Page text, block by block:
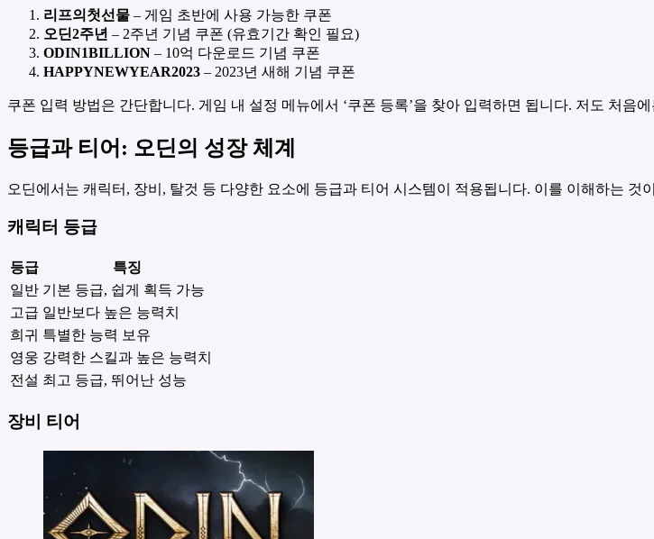
리프의첫선물 – 게임 초반에 사용 가능한 쿠폰
오딘2주년 – 2주년 기념 쿠폰 (유효기간 확인 필요)
ODIN1BILLION – 10억 다운로드 기념 쿠폰
HAPPYNEWYEAR2023 – 2023년 새해 기념 쿠폰
쿠폰 입력 방법은 간단합니다. 게임 내 설정 메뉴에서 ‘쿠폰 등록’을 찾아 입력하면 됩니다. 저도 처음
등급과 티어: 오딘의 성장 체계
오딘에서는 캐릭터, 장비, 탈것 등 다양한 요소에 등급과 티어 시스템이 적용됩니다. 이를 이해하는 것
캐릭터 등급
등급
특징
일반 기본 등급, 쉽게 획득 가능
고급 일반보다 높은 능력치
희귀 특별한 능력 보유
영웅 강력한 스킬과 높은 능력치
전설 최고 등급, 뛰어난 성능
장비 티어